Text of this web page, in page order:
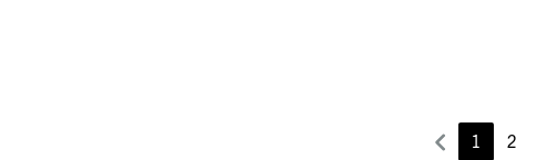
1 2